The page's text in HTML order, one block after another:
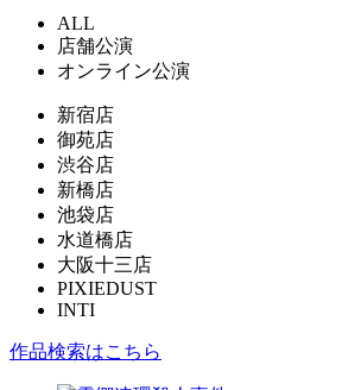
ALL
店舗公演
オンライン公演
新宿店
御苑店
渋谷店
新橋店
池袋店
水道橋店
大阪十三店
PIXIEDUST
INTI
作品検索はこちら